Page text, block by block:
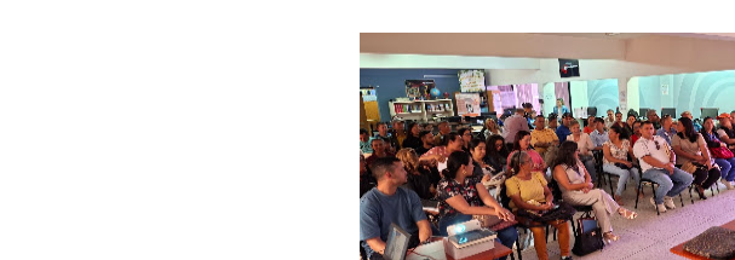
Gobierno bolivariano avanza en la
Niños merideños aprenden sobre gaita de
Hospital universitario muestra sus avances en
Instituto Nacional de Nutrición celebra Semana
Gobernación de Mérida fortalece el desarrollo